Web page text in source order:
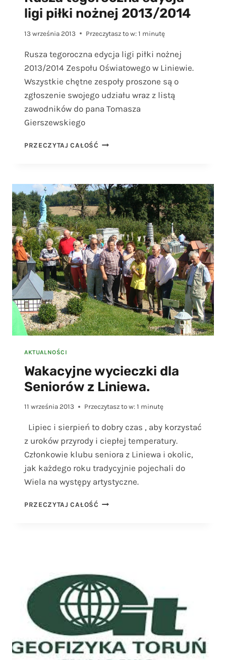
ligi piłki nożnej 2013/2014
13 września 2013 Przeczytasz to w: 1 minutę
Rusza tegoroczna edycja ligi piłki nożnej
2013/2014 Zespołu Oświatowego w Liniewie.
Wszystkie chętne zespoły proszone są o
zgłoszenie swojego udziału wraz z listą
zawodników do pana Tomasza
Gierszewskiego
PRZECZYTAJ CAŁOŚĆ RUSZA
PIŁKI
NOŻNEJ
2013/2014
AKTUALNOŚCI
Wakacyjne wycieczki dla
Seniorów z Liniewa.
11 września 2013 Przeczytasz to w: 1 minutę
Lipiec i sierpień to dobry czas , aby korzystać
z uroków przyrody i ciepłej temperatury.
Członkowie klubu seniora z Liniewa i okolic,
jak każdego roku tradycyjnie pojechali do
Wiela na występy artystyczne.
PRZECZYTAJ CAŁOŚĆ WAKACYJNE